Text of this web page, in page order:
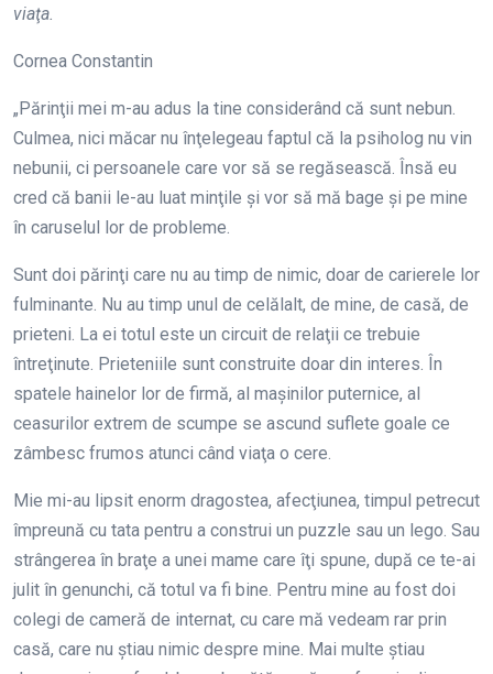
viaţa.
Cornea Constantin
„Părinţii mei m-au adus la tine considerând că sunt nebun.
Culmea, nici măcar nu înţelegeau faptul că la psiholog nu vin
nebunii, ci persoanele care vor să se regăsească. Însă eu
cred că banii le-au luat minţile şi vor să mă bage şi pe mine
în caruselul lor de probleme.
Sunt doi părinţi care nu au timp de nimic, doar de carierele lor
fulminante. Nu au timp unul de celălalt, de mine, de casă, de
prieteni. La ei totul este un circuit de relaţii ce trebuie
întreţinute. Prieteniile sunt construite doar din interes. În
spatele hainelor lor de firmă, al maşinilor puternice, al
ceasurilor extrem de scumpe se ascund suflete goale ce
zâmbesc frumos atunci când viaţa o cere.
Mie mi-au lipsit enorm dragostea, afecţiunea, timpul petrecut
împreună cu tata pentru a construi un puzzle sau un lego. Sau
strângerea în braţe a unei mame care îţi spune, după ce te-ai
julit în genunchi, că totul va fi bine. Pentru mine au fost doi
colegi de cameră de internat, cu care mă vedeam rar prin
casă, care nu ştiau nimic despre mine. Mai multe ştiau